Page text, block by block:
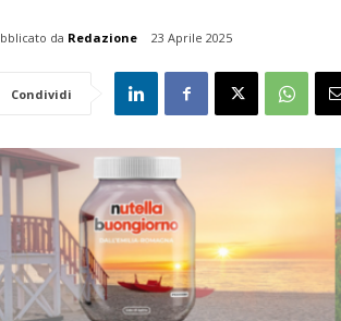
da Redazione 23 Aprile 2025
Condividi